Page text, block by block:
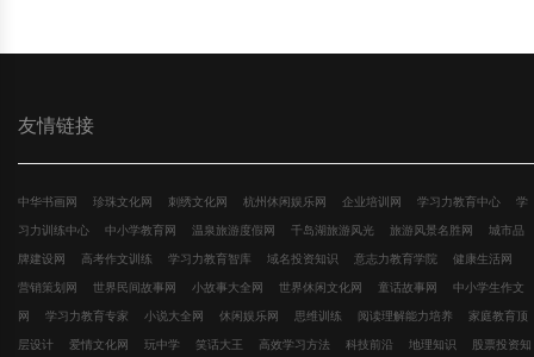
友情链接
中华书画网 珍珠文化网 刺绣文化网 杭州休闲娱乐网 企业培训网 学习力教育中心 学
习力训练中心 中小学教育网 温泉旅游度假网 千岛湖旅游风光 旅游风景名胜网 城市品
牌建设网 高考作文训练 学习力教育智库 域名投资知识 意志力教育学院 健康生活网
营销策划网 世界民间故事网 小故事大全网 世界休闲文化网 童话故事网 中小学生作文
网 学习力教育专家 小说大全网 休闲娱乐网 思维训练 阅读理解能力培养 家庭教育顶
层设计 爱情文化网 玩中学 笑话大王 高效学习方法 科技前沿 地理知识 股票投资知